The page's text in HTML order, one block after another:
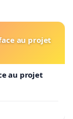
au projet
au projet